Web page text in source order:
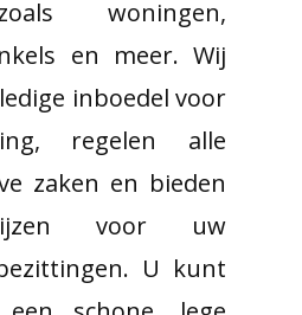
woningen,
en meer. Wij
inboedel voor
regelen alle
zaken en bieden
voor uw
U kunt